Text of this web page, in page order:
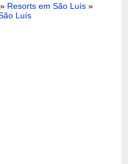
» Resorts em São Luís »
Luís